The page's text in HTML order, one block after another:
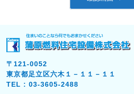
〒121-0052
東京都足立区六木１－１１－１１
TEL : 03-3605-2488